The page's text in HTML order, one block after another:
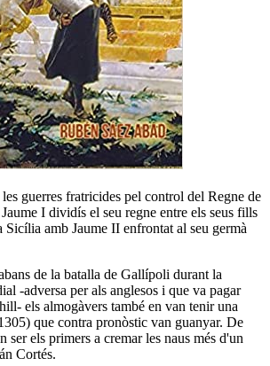
guerres fratricides pel control del Regne de
I dividís el seu regne entre els seus fills
Sicília amb Jaume II enfrontat al seu germà
de la batalla de Gallípoli durant la
-adversa per als anglesos i que va pagar
els almogàvers també en van tenir una
que contra pronòstic van guanyar. De
ser els primers a cremar les naus més d'un
Cortés.